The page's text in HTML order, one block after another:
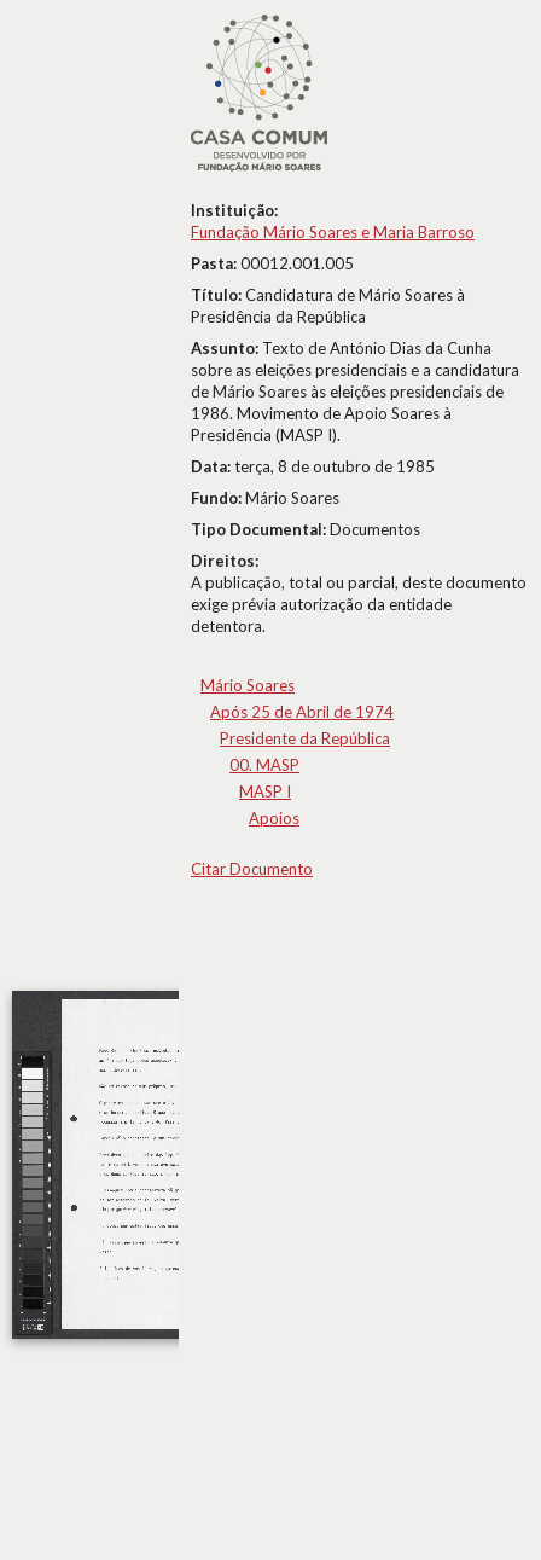
Instituição:
Fundação Mário Soares e Maria Barroso
Pasta:00012.001.005
Título:Candidatura de Mário Soares à
Presidência da República
Assunto: Texto de António Dias da Cunha
sobre as eleições presidenciais e a candidatura
de Mário Soares às eleições presidenciais de
1986. Movimento de Apoio Soares à
Presidência (MASP I).
Data:terça, 8 de outubro de 1985
Fundo:Mário Soares
Tipo Documental:Documentos
Direitos:
A publicação, total ou parcial, deste documento
exige prévia autorização da entidade
detentora.
Mário Soares
Após 25 de Abril de 1974
Presidente da República
00. MASP
MASP I
Apoios
Citar Documento